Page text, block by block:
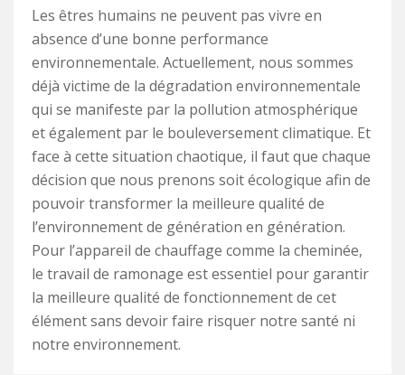
Les êtres humains ne peuvent pas vivre en
absence d’une bonne performance
environnementale. Actuellement, nous sommes
déjà victime de la dégradation environnementale
qui se manifeste par la pollution atmosphérique
et également par le bouleversement climatique. Et
face à cette situation chaotique, il faut que chaque
décision que nous prenons soit écologique afin de
pouvoir transformer la meilleure qualité de
l’environnement de génération en génération.
Pour l’appareil de chauffage comme la cheminée,
le travail de ramonage est essentiel pour garantir
la meilleure qualité de fonctionnement de cet
élément sans devoir faire risquer notre santé ni
notre environnement.